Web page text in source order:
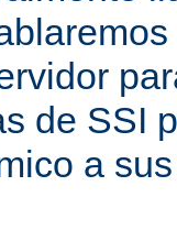
de SSI
a